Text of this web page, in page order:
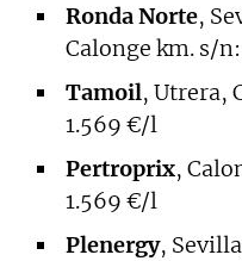
Ronda Norte,
Calonge km. s/
Tamoil, Utrera,
1.569 €/l
Pertroprix,
1.569 €/l
Plenergy,